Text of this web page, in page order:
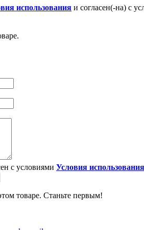
использования и согласен(-на) с
с условиями Условия использования
товаре. Станьте первым!